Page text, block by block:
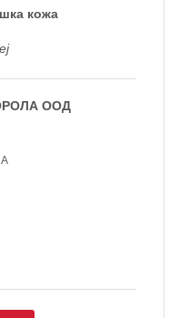
кожа
ООД